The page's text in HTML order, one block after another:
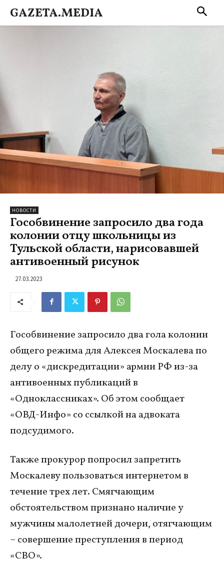
GAZETA.MEDIA
НОВОСТИ
Гособвинение запросило два года
колонии отцу школьницы из
Тульской области, нарисовавшей
антивоенный рисунок
27.03.2023
Гособвинение запросило два гола колонии
общего режима для Алексея Москалева по
делу о «дискредитации» армии РФ из-за
антивоенных публикаций в
«Одноклассниках». Об этом сообщает
«ОВД-Инфо» со ссылкой на адвоката
подсудимого.
Также прокурор попросил запретить
Москалеву пользоваться интернетом в
течение трех лет. Смягчающим
обстоятельством признано наличие у
мужчины малолетней дочери, отягчающим
– совершение преступления в период
«СВО».